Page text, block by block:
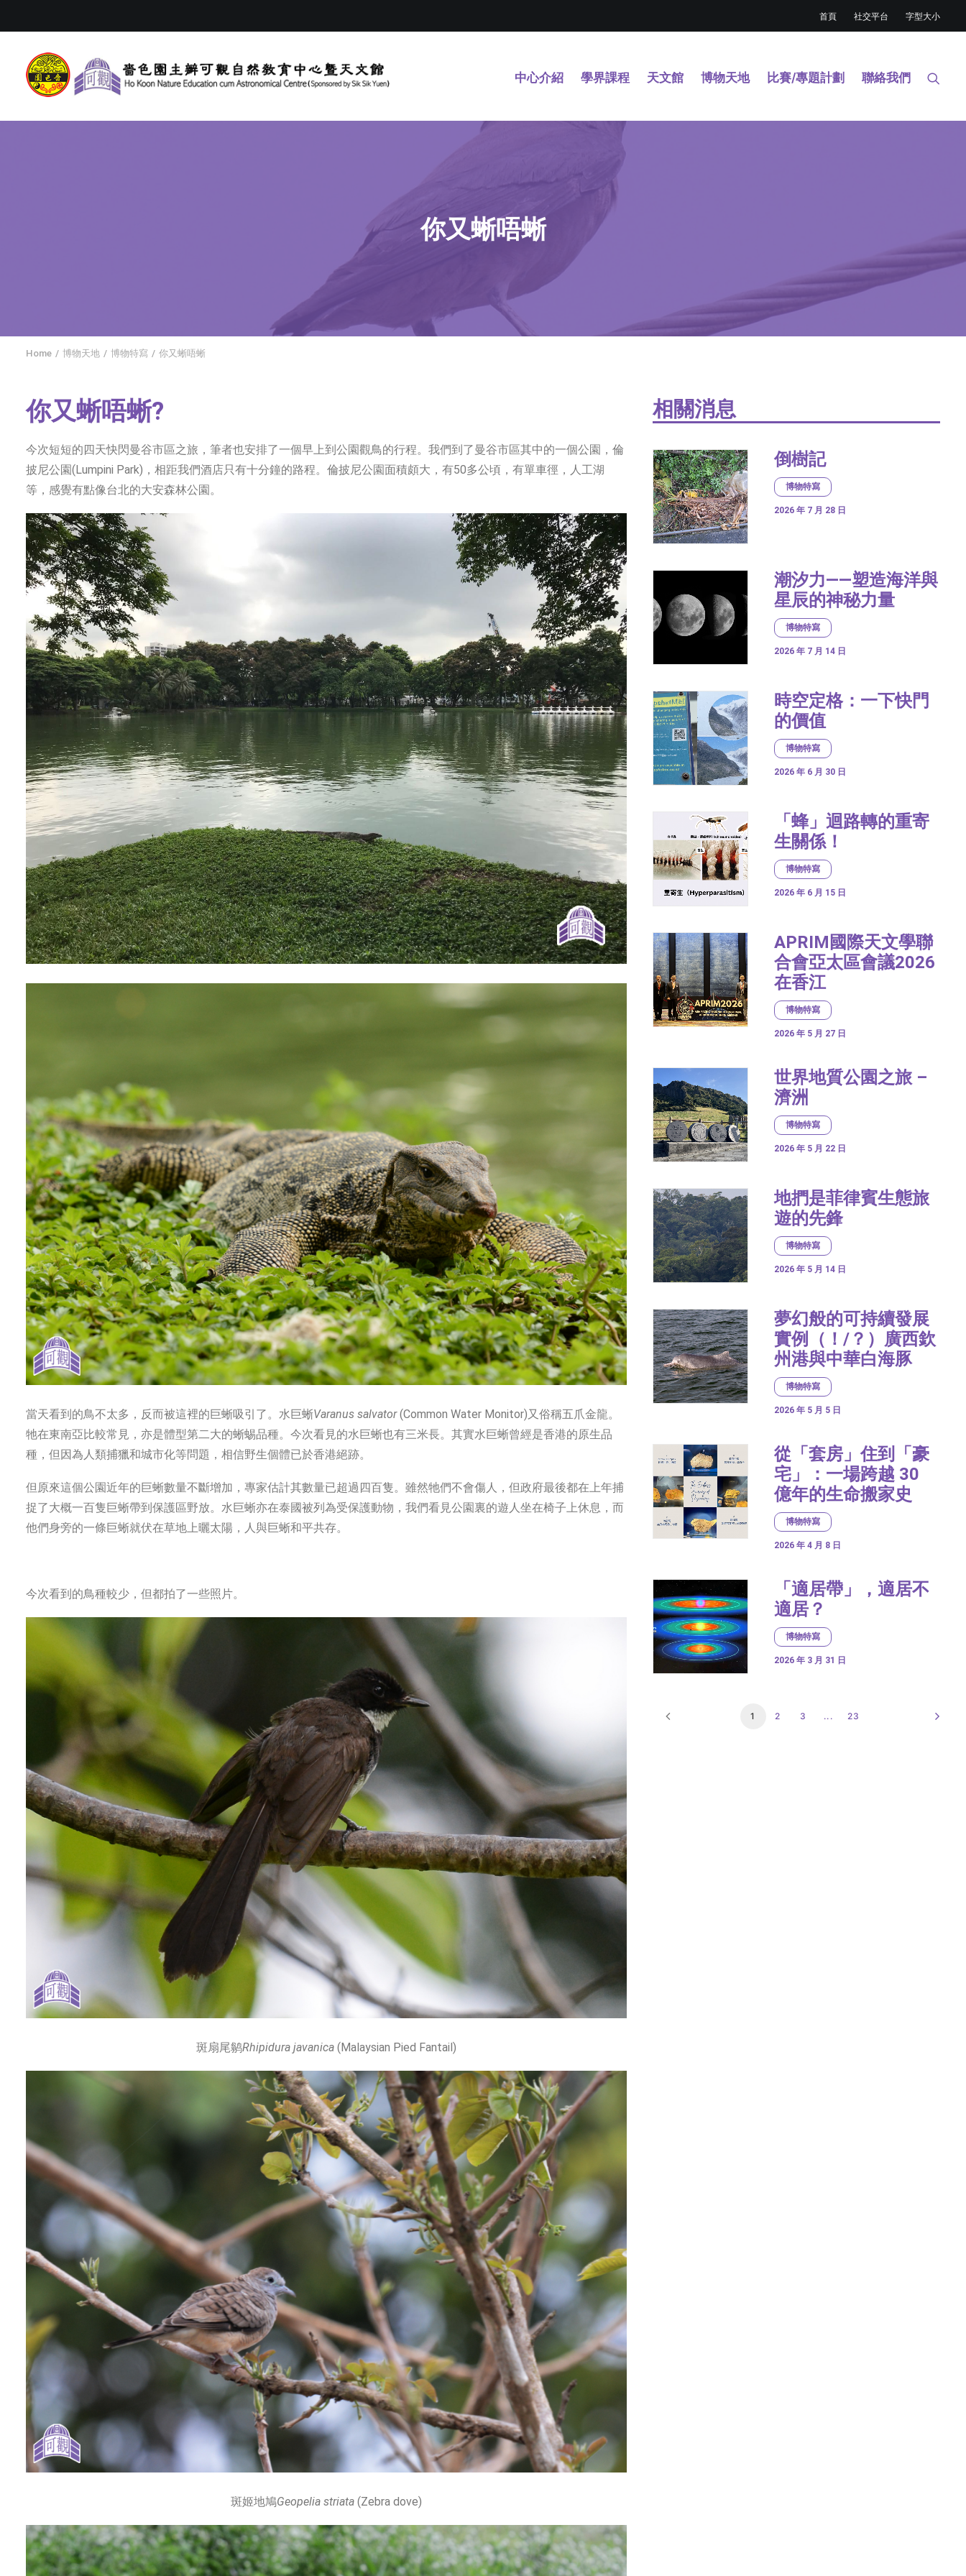
首頁 社交平台 字型大小
中心介紹 學界課程 天文館 博物天地 比賽/專題計劃 聯絡我們
你又蜥唔蜥
Home 博物天地 博物特寫 你又蜥唔蜥
你又蜥唔蜥?
今次短短的四天快閃曼谷市區之旅，筆者也安排了一個早上到公園觀鳥的行程。我們到了曼谷市區其中的一個公園，倫
披尼公園(Lumpini Park)，相距我們酒店只有十分鐘的路程。倫披尼公園面積頗大，有50多公頃，有單車徑，人工湖
等，感覺有點像台北的大安森林公園。
當天看到的鳥不太多，反而被這裡的巨蜥吸引了。水巨蜥Varanus salvator(Common Water Monitor)又俗稱五爪金龍。
牠在東南亞比較常見，亦是體型第二大的蜥蜴品種。今次看見的水巨蜥也有三米長。其實水巨蜥曾經是香港的原生品
種，但因為人類捕獵和城市化等問題，相信野生個體已於香港絕跡。
但原來這個公園近年的巨蜥數量不斷增加，專家估計其數量已超過四百隻。雖然牠們不會傷人，但政府最後都在上年捕
捉了大概一百隻巨蜥帶到保護區野放。水巨蜥亦在泰國被列為受保護動物，我們看見公園裏的遊人坐在椅子上休息，而
他們身旁的一條巨蜥就伏在草地上曬太陽，人與巨蜥和平共存。
今次看到的鳥種較少，但都拍了一些照片。
斑扇尾鹟Rhipidura javanica (Malaysian Pied Fantail)
斑姬地鳩Geopelia striata (Zebra dove)
相關消息
倒樹記
博物特寫
2026 年 7 月 28 日
潮汐力——塑造海洋與
星辰的神秘力量
博物特寫
2026 年 7 月 14 日
時空定格：一下快門
的價值
博物特寫
2026 年 6 月 30 日
「蜂」迴路轉的重寄
生關係！
博物特寫
2026 年 6 月 15 日
APRIM國際天文學聯
合會亞太區會議2026
在香江
博物特寫
2026 年 5 月 27 日
世界地質公園之旅 –
濟洲
博物特寫
2026 年 5 月 22 日
地捫是菲律賓生態旅
遊的先鋒
博物特寫
2026 年 5 月 14 日
夢幻般的可持續發展
實例（！/？）廣西欽
州港與中華白海豚
博物特寫
2026 年 5 月 5 日
從「套房」住到「豪
宅」：一場跨越 30
億年的生命搬家史
博物特寫
2026 年 4 月 8 日
「適居帶」，適居不
適居？
博物特寫
2026 年 3 月 31 日
1 2 3 ... 23